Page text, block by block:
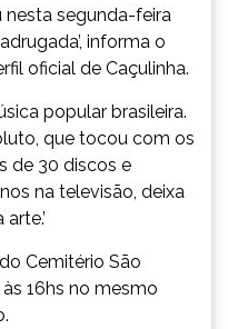
segunda-feira
informa o
oficial de Caçulinha.
popular brasileira.
que tocou com os
de 30 discos e
na televisão, deixa
Cemitério São
16hs no mesmo